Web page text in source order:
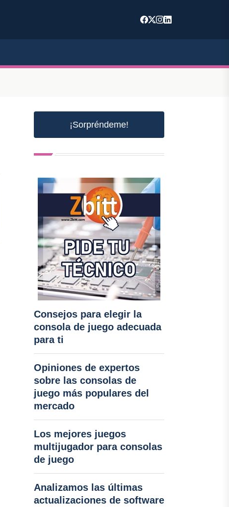
¡Sorpréndeme!
Consejos para elegir la
consola de juego adecuada
para ti
Opiniones de expertos
sobre las consolas de
juego más populares del
mercado
Los mejores juegos
multijugador para consolas
de juego
Analizamos las últimas
actualizaciones de software